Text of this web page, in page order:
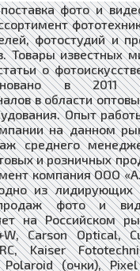
фото и
фотостудий и
Товары известных
о
в 2011
в области
Опыт
на данном
среднего
и розничных
компания ООО
из лидирующих
фото и
на Российском
Carson Optical,
Kaiser
Polaroid (очки),